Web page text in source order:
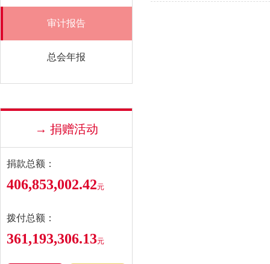
审计报告
总会年报
→ 捐赠活动
捐款总额：
406,853,002.42元
拨付总额：
361,193,306.13元